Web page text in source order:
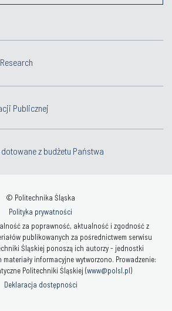
Publicznej
z budżetu Państwa
© Politechnika Śląska
Polityka prywatności
za poprawność, aktualność i zgodność z
publikowanych za pośrednictwem serwisu
Śląskiej ponoszą ich autorzy - jednostki
informacyjne wytworzono. Prowadzenie:
Politechniki Śląskiej (www@polsl.pl)
Deklaracja dostępności